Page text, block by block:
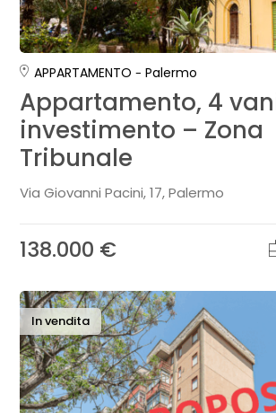
APPARTAMENTO Palermo
Appartamento, 4
investimento – Zona
Tribunale
Via Giovanni Pacini, 17, Palermo
138.000 €
In vendita